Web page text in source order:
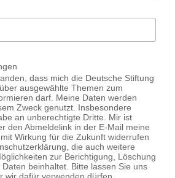
dass mich die Deutsche Stiftung
ausgewählte Themen zum
darf. Meine Daten werden
Zweck genutzt. Insbesondere
an unberechtigte Dritte. Mir ist
den Abmeldelink in der E-Mail meine
Wirkung für die Zukunft widerrufen
die auch weitere
zur Berichtigung, Löschung
beinhaltet. Bitte lassen Sie uns